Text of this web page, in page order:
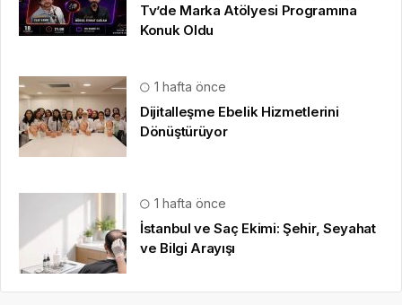
Tv’de Marka Atölyesi Programına
Konuk Oldu
1 hafta önce
Dijitalleşme Ebelik Hizmetlerini
Dönüştürüyor
1 hafta önce
İstanbul ve Saç Ekimi: Şehir, Seyahat
ve Bilgi Arayışı